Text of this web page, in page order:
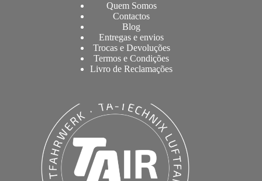
Quem Somos
Contactos
Blog
Entregas e envios
Trocas e Devoluções
Termos e Condições
Livro de Reclamações